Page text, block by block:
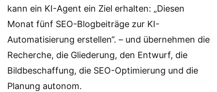
kann ein KI-Agent ein Ziel erhalten: „Diesen
Monat fünf SEO-Blogbeiträge zur KI-
Automatisierung erstellen“. – und übernehmen die
Recherche, die Gliederung, den Entwurf, die
Bildbeschaffung, die SEO-Optimierung und die
Planung autonom.